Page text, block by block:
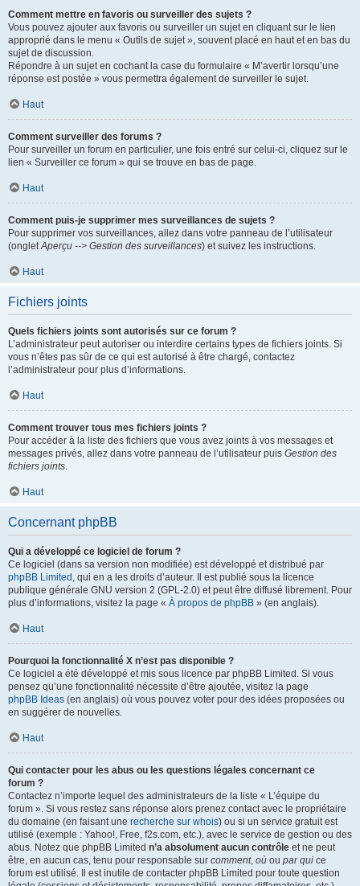
Comment mettre en favoris ou surveiller des sujets ?
Vous pouvez ajouter aux favoris ou surveiller un sujet en cliquant sur le lien
approprié dans le menu « Outils de sujet », souvent placé en haut et en bas du
sujet de discussion.
Répondre à un sujet en cochant la case du formulaire « M’avertir lorsqu’une
réponse est postée » vous permettra également de surveiller le sujet.
Haut
Comment surveiller des forums ?
Pour surveiller un forum en particulier, une fois entré sur celui-ci, cliquez sur le
lien « Surveiller ce forum » qui se trouve en bas de page.
Haut
Comment puis-je supprimer mes surveillances de sujets ?
Pour supprimer vos surveillances, allez dans votre panneau de l’utilisateur
(ongletAperçu --> Gestion des surveillances) et suivez les instructions.
Haut
Fichiers joints
Quels fichiers joints sont autorisés sur ce forum ?
L’administrateur peut autoriser ou interdire certains types de fichiers joints. Si
vous n’êtes pas sûr de ce qui est autorisé à être chargé, contactez
l’administrateur pour plus d’informations.
Haut
Comment trouver tous mes fichiers joints ?
Pour accéder à la liste des fichiers que vous avez joints à vos messages et
messages privés, allez dans votre panneau de l’utilisateur puis Gestion des
fichiers joints.
Haut
Concernant phpBB
Qui a développé ce logiciel de forum ?
Ce logiciel (dans sa version non modifiée) est développé et distribué par
phpBB Limited , qui en a les droits d’auteur. Il est publié sous la licence
publique générale GNU version 2 (GPL-2.0) et peut être diffusé librement. Pour
plus d’informations, visitez la page « À propos de phpBB » (en anglais).
Haut
Pourquoi la fonctionnalité X n’est pas disponible ?
Ce logiciel a été développé et mis sous licence par phpBB Limited. Si vous
pensez qu’une fonctionnalité nécessite d’être ajoutée, visitez la page
phpBB Ideas (en anglais) où vous pouvez voter pour des idées proposées ou
en suggérer de nouvelles.
Haut
Qui contacter pour les abus ou les questions légales concernant ce
forum ?
Contactez n’importe lequel des administrateurs de la liste « L’équipe du
forum ». Si vous restez sans réponse alors prenez contact avec le propriétaire
du domaine (en faisant une recherche sur whois) ou si un service gratuit est
utilisé (exemple : Yahoo!, Free, f2s.com, etc.), avec le service de gestion ou des
abus. Notez que phpBB Limited n’a absolument aucun contrôle et ne peut
être, en aucun cas, tenu pour responsable sur comment, où ou par qui ce
forum est utilisé. Il est inutile de contacter phpBB Limited pour toute question